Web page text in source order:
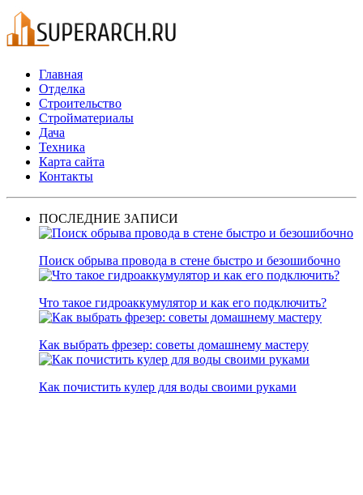
Главная
Отделка
Строительство
Стройматериалы
Дача
Техника
Карта сайта
Контакты
ПОСЛЕДНИЕ ЗАПИСИ
Поиск обрыва провода в стене быстро и безошибочно
Что такое гидроаккумулятор и как его подключить?
Как выбрать фрезер: советы домашнему мастеру
Как почистить кулер для воды своими руками